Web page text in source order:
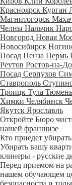
Красноярск Курган
Магнитогорск
Челны Нальчик
Новгород Новая
Новосибирск
Посад Пенза Пермь
Реутов Ростов-на-
Посад Серпухов
Ставрополь
Троицк Тула Тюмень
Химки Челябинск
Якутск Ярославль
Откройте Бюро
нашей франшизе
Кто приедет убирать
Убирать вашу
клинеры - русские
Перед приемом на
нашем обучающем
безопасности и